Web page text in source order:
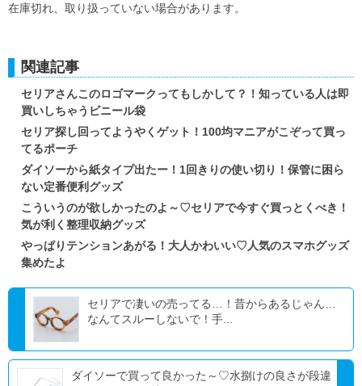
在庫切れ、取り扱っていない場合があります。
関連記事
セリアさんこのロゴマークってもしかして？！知っている人は即
買いしちゃうビニール袋
セリア探し回ってようやくゲット！100均マニアがこぞって買っ
てるポーチ
ダイソーから紙タイプ出たー！1回きりの使い切り！保管に困ら
ない定番便利グッズ
こういうのが欲しかったのよ～♡セリアで今すぐ買っとくべき！
気が利く整理収納グッズ
やっぱりテンションあがる！大人かわいい♡人気のスマホグッズ
集めたよ
セリアで凄いの売ってる…！昔からあるじゃん…
なんてスルーしないで！手...
ダイソーで買って良かった～♡水捌けの良さが段違